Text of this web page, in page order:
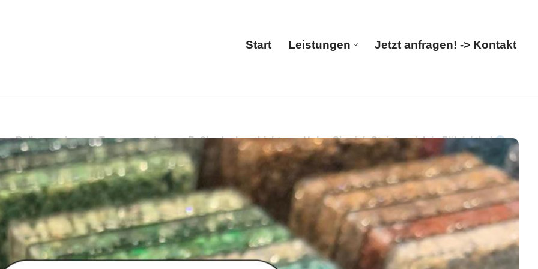
Start Leistungen Jetzt anfragen! -> Kontakt
Balkonsanierung, Treppensanierung, Fußbodenbeschichtung. Holen Sie sich Steinteppich in Zülpich bei
Fußbodenbeschichtung.
PayKIES, Ihr Boden-Verleger: ✓Steinteppich,
als auch ✓Fußbodenbeschichtung für 53909 Zülpich. Auf Ihren Besuch freuen wir uns ✉.